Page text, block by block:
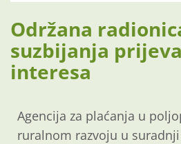
Održana
suzbijanja
interesa
Agencija za plaćanja u
ruralnom razvoju u